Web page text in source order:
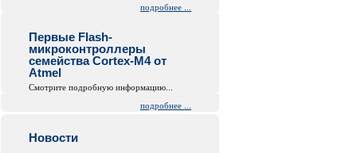
подробнее ...
Первые Flash-
микроконтроллеры
семейства Cortex-M4 от
Atmel
Смотрите подробную информацию...
подробнее ...
Новости